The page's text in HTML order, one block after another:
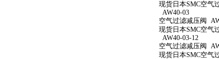
现货日本SMC空气
AW40-03
空气过滤减压阀
现货日本SMC空气
AW40-03-12
空气过滤减压阀
现货日本SMC空气